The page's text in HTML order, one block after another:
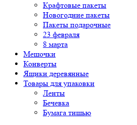
Крафтовые пакеты
Новогодние пакеты
Пакеты подарочные
23 февраля
8 марта
Мешочки
Конверты
Ящики деревянные
Товары для упаковки
Ленты
Бечевка
Бумага тишью